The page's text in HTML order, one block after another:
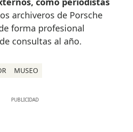
archiveros de Porsche
forma profesional
consultas al año.
MUSEO